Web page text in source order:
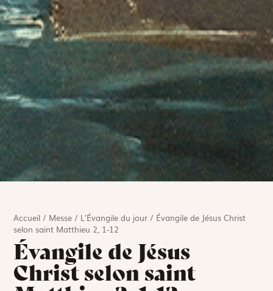
Accueil / Messe / L'Évangile du jour / Évangile de Jésus Christ
selon saint Matthieu 2, 1-12
Évangile de Jésus
Christ selon saint